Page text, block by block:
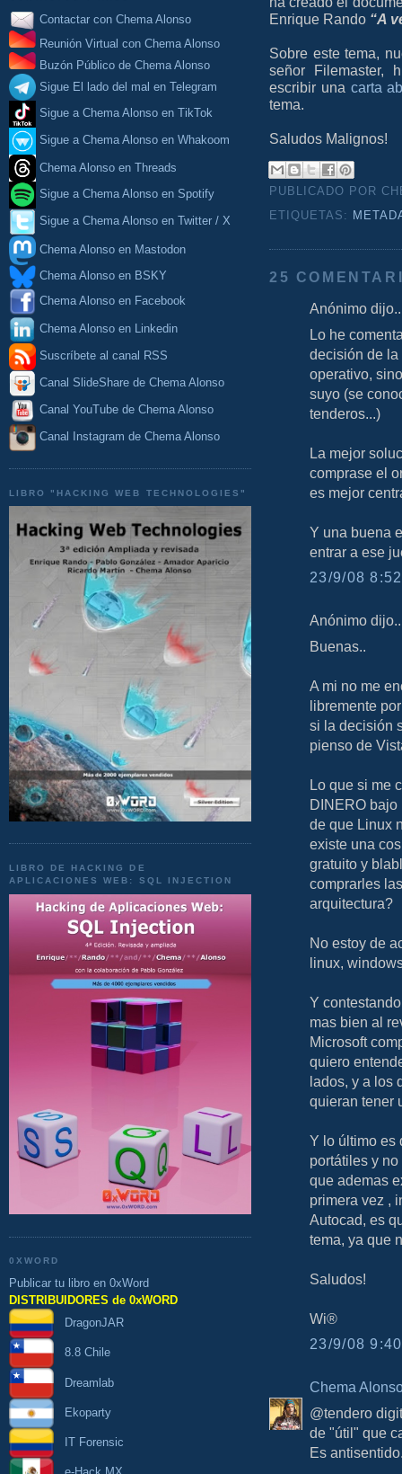
Contactar con Chema Alonso
Reunión Virtual con Chema Alonso
Buzón Público de Chema Alonso
Sigue El lado del mal en Telegram
Sigue a Chema Alonso en TikTok
Sigue a Chema Alonso en Whakoom
Chema Alonso en Threads
Sigue a Chema Alonso en Spotify
Sigue a Chema Alonso en Twitter / X
Chema Alonso en Mastodon
Chema Alonso en BSKY
Chema Alonso en Facebook
Chema Alonso en Linkedin
Suscríbete al canal RSS
Canal SlideShare de Chema Alonso
Canal YouTube de Chema Alonso
Canal Instagram de Chema Alonso
LIBRO "HACKING WEB TECHNOLOGIES"
LIBRO DE HACKING DE
APLICACIONES WEB: SQL INJECTION
0XWORD
Publicar tu libro en 0xWord
DISTRIBUIDORES de 0xWORD
DragonJAR
8.8 Chile
Dreamlab
Ekoparty
IT Forensic
Enrique Rando “A
Sobre este tema,
señor Filemaster,
escribir una carta
tema.
Saludos Malignos!
PUBLICADO POR
ETIQUETAS:
25
Anónimo
Lo he
decisión de
operativo,
suyo (se
tenderos...)
La mejor
comprase el
es mejor
Y una buena
entrar a ese
23/9/08
Anónimo
Buenas..
A mi no me
libremente
si la decisión
pienso de
Lo que si me
DINERO
de que Linux
existe una
gratuito y
comprarles
arquitectura?
No estoy de
linux,
Y
mas bien al
Microsoft
quiero
lados, y a los
quieran tener
Y lo último es
portátiles y
que ademas
primera vez ,
Autocad, es
tema, ya que
Saludos!
Wi®
23/9/08
Chema
@tendero
de "útil" que
Es